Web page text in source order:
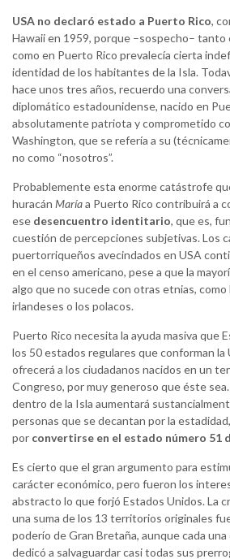
USA no declaró estado a Puerto Rico,
Hawaii en 1959, porque –sospecho– tanto
como en Puerto Rico prevalecía cierta
identidad de los habitantes de la Isla.
hace unos tres años, recuerdo una
diplomático estadounidense, nacido en
absolutamente patriota y comprometido
Washington, que se refería a su
no como “nosotros”.
Probablemente esta enorme catástrofe
huracán Maríaa Puerto Rico contribuirá a
ese desencuentro identitario, que es,
cuestión de percepciones subjetivas. Los
puertorriqueños avecindados en USA
en el censo americano, pese a que la
algo que no sucede con otras etnias, como
irlandeses o los polacos.
Puerto Rico necesita la ayuda masiva que
los 50 estados regulares que conforman la
ofrecerá a los ciudadanos nacidos en un
Congreso, por muy generoso que éste
dentro de la Isla aumentará
personas que se decantan por la
por convertirse en el estado número 51
Es cierto que el gran argumento para
carácter económico, pero fueron los
abstracto lo que forjó Estados Unidos. La
una suma de los 13 territorios originales
poderío de Gran Bretaña, aunque cada
dedicó a salvaguardar casi todas sus